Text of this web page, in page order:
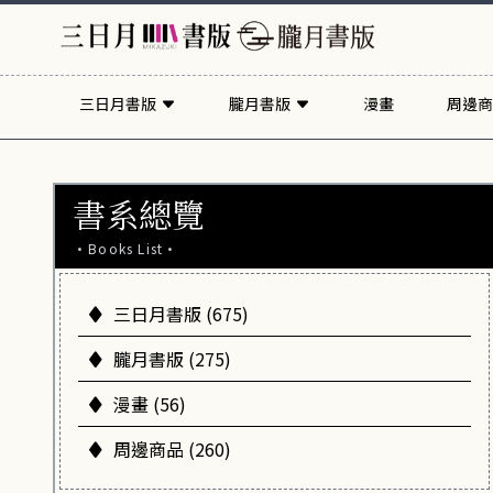
三日月書版 朧月書版 漫畫 周邊
書系總覽
·Books List·
三日月書版 (675)
朧月書版 (275)
漫畫 (56)
周邊商品 (260)